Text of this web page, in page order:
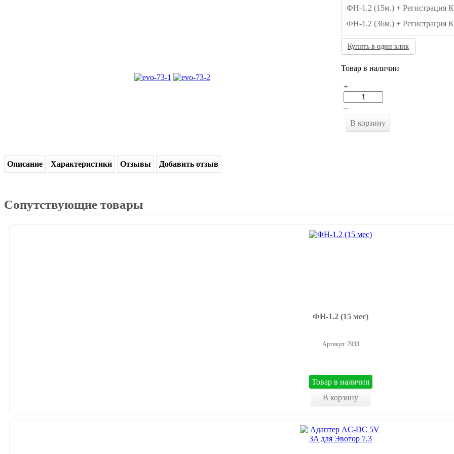
ФН-1.2 (15м.) + Регистрация
ФН-1.2 (36м.) + Регистрация
Купить в один клик
Товар в наличии
+
–
В корзину
Описание Характеристики Отзывы Добавить отзыв
Сопутствующие товары
ФН-1.2 (15 мес)
Артикул: 7933
Товар в наличии
В корзину